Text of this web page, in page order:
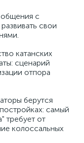
общения с
свои
катанских
сценарий
отпора
берутся
самый
требует от
колоссальных